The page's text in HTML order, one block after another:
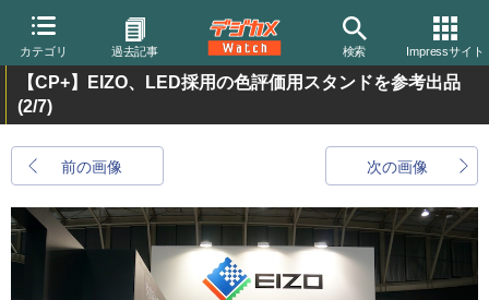
カテゴリ 過去記事 検索 Impressサイト
【CP+】EIZO、LED採用の色評価用スタンドを参考出品
(2/7)
前の画像 次の画像